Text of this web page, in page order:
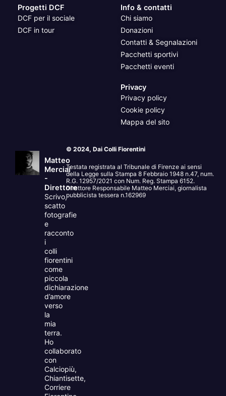
Progetti DCF
DCF per il sociale
DCF in tour
Info & contatti
Chi siamo
Donazioni
Contatti & Segnalazioni
Pacchetti sportivi
Pacchetti eventi
Privacy
Privacy policy
Cookie policy
Mappa del sito
Matteo
Merciai
-
Direttore
Scrivo,
scatto
fotografie
e
racconto
i
colli
fiorentini
come
piccola
dichiarazione
d’amore
verso
la
mia
terra.
Ho
collaborato
con
Calciopiù,
Chiantisette,
Corriere
© 2024, Dai Colli Fiorentini
Testata registrata al Tribunale di Firenze ai sensi
della Legge sulla Stampa 8 Febbraio 1948 n.47, num.
R.G. 12957/2021 con Num. Reg. Stampa 6152.
Direttore Responsabile Matteo Merciai, giornalista
pubblicista tessera n.162969